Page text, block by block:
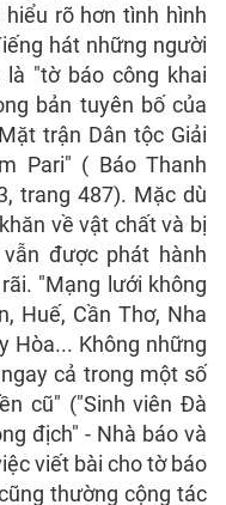
rõ hơn tình hình
hát những người
"tờ báo công khai
bản tuyên bố của
trận Dân tộc Giải
Pari" ( Báo Thanh
trang 487). Mặc dù
về vật chất và bị
được phát hành
"Mạng lưới không
Huế, Cần Thơ, Nha
Hòa... Không những
cả trong một số
cũ" ("Sinh viên Đà
địch" - Nhà báo và
viết bài cho tờ báo
thường cộng tác